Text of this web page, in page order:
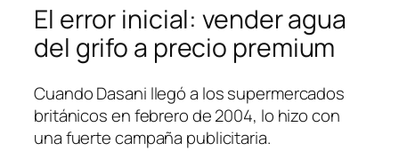
El error inicial: vender agua
del grifo a precio premium
Cuando Dasani llegó a los supermercados
británicos en febrero de 2004, lo hizo con
una fuerte campaña publicitaria.